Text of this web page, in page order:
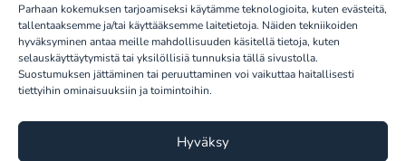
Parhaan kokemuksen tarjoamiseksi käytämme teknologioita, kuten evästeitä,
tallentaaksemme ja/tai käyttääksemme laitetietoja. Näiden tekniikoiden
hyväksyminen antaa meille mahdollisuuden käsitellä tietoja, kuten
selauskäyttäytymistä tai yksilöllisiä tunnuksia tällä sivustolla.
Suostumuksen jättäminen tai peruuttaminen voi vaikuttaa haitallisesti
tiettyihin ominaisuuksiin ja toimintoihin.
Hyväksy
PL 100
80020 Kollektor Scan
Tietosuojaseloste